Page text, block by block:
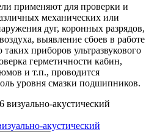
применяют для проверки и
механических или
дуг, коронных разрядов,
выявление сбоев в работе
приборов ультразвукового
герметичности кабин,
и т.п., проводится
уровня смазки подшипников.
акустический